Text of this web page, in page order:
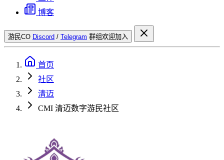
博客
游民CO Discord / Telegram 群组欢迎加入
首页
社区
清迈
CMI 清迈数字游民社区